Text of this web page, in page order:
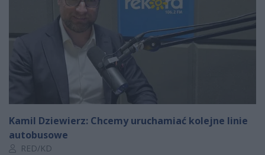
Kamil Dziewierz: Chcemy uruchamiać kolejne linie
autobusowe
Autor artykułu:
RED/KD